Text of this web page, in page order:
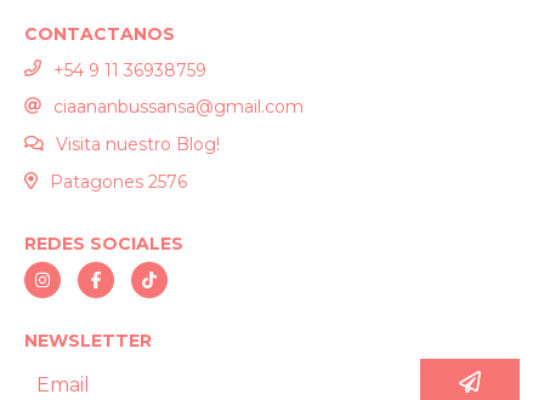
CONTACTANOS
+54 9 11 36938759
ciaananbussansa@gmail.com
Visita nuestro Blog!
Patagones 2576
REDES SOCIALES
NEWSLETTER